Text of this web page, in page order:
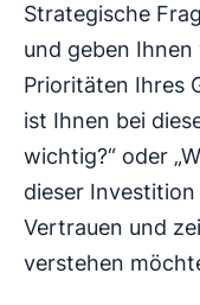
Strategische
und geben
Prioritäten Ihres
ist Ihnen bei
wichtig?“ oder
dieser
Vertrauen und
verstehen